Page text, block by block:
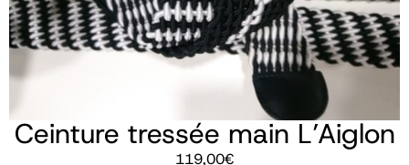
Ceinture tressée main L’Aiglon
119,00€